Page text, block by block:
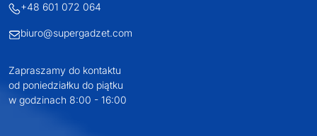
+48 601 072 064
biuro@supergadzet.com
Zapraszamy do kontaktu
od poniedziałku do piątku
w godzinach 8:00 - 16:00